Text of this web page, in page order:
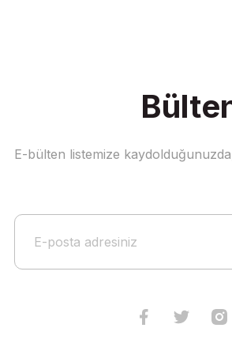
E-bülten listemize